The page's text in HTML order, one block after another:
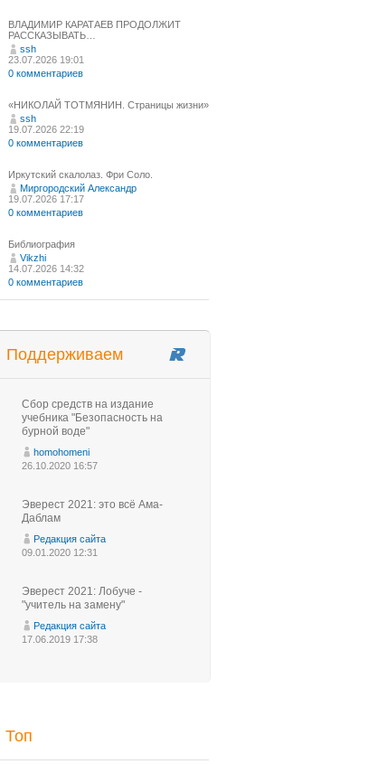
ВЛАДИМИР КАРАТАЕВ ПРОДОЛЖИТ
РАССКАЗЫВАТЬ…
ssh
23.07.2026 19:01
0 комментариев
«НИКОЛАЙ ТОТМЯНИН. Страницы жизни»
ssh
19.07.2026 22:19
0 комментариев
Иркутский скалолаз. Фри Соло.
Миргородский Александр
19.07.2026 17:17
0 комментариев
Библиография
Vikzhi
14.07.2026 14:32
0 комментариев
Поддерживаем
Сбор средств на издание
учебника "Безопасность на
бурной воде"
homohomeni
26.10.2020 16:57
Эверест 2021: это всё Ама-
Даблам
Редакция сайта
09.01.2020 12:31
Эверест 2021: Лобуче -
"учитель на замену"
Редакция сайта
17.06.2019 17:38
Топ